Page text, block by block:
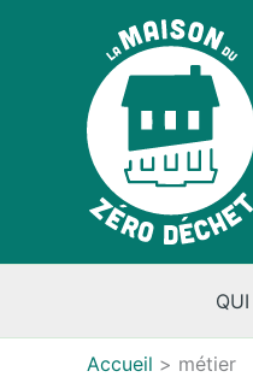
Accueil métier